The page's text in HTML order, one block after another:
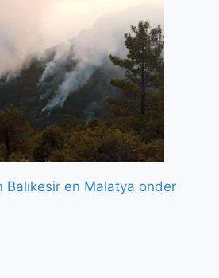
Balıkesir en Malatya onder